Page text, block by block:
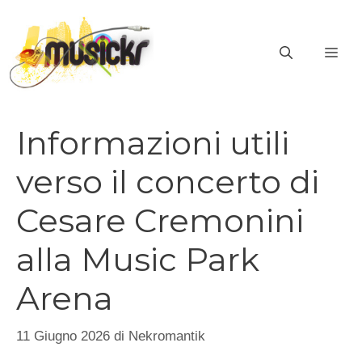
contenuto
Informazioni utili
verso il concerto di
Cesare Cremonini
alla Music Park
Arena
11 Giugno 2026 di Nekromantik